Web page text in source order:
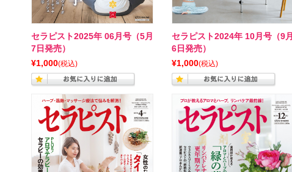
セラピスト2025年 06月号（5月
7日発売）
¥1,000(税込)
セラピスト2024年 10月号（9月
6日発売）
¥1,000(税込)